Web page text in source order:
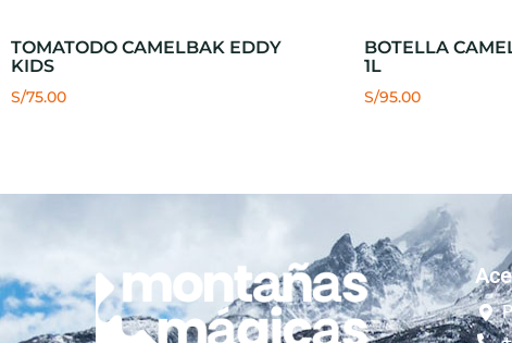
TOMATODO CAMELBAK EDDY
KIDS
S/75.00
BOTELLA
1L
S/95.00